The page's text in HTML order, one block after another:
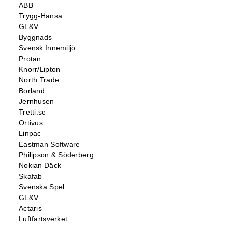
ABB
Trygg-Hansa
GL&V
Byggnads
Svensk Innemiljö
Protan
Knorr/Lipton
North Trade
Borland
Jernhusen
Tretti.se
Ortivus
Linpac
Eastman Software
Philipson & Söderberg
Nokian Däck
Skafab
Svenska Spel
GL&V
Actaris
Luftfartsverket